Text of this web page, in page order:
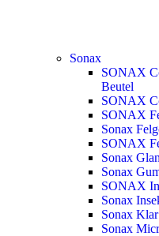
Sonax
SONAX
Beutel
SONAX
SONAX
Sonax
SONAX
Sonax
Sonax
SONAX
Sonax
Sonax
Sonax